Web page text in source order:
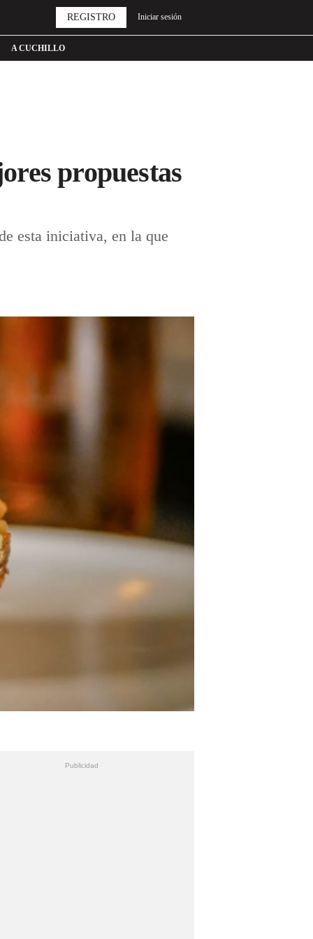
A CUCHILLO
REGISTRO Iniciar sesión
propuestas
esta iniciativa, en la que